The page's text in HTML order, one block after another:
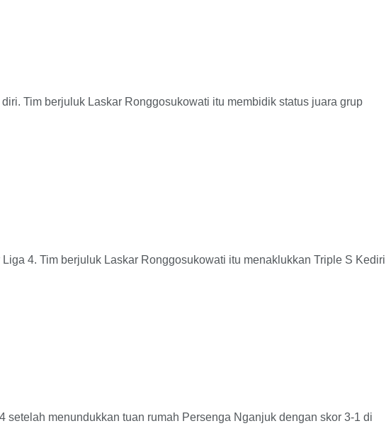
Tim berjuluk Laskar Ronggosukowati itu membidik status juara grup
4. Tim berjuluk Laskar Ronggosukowati itu menaklukkan Triple S Kediri
menundukkan tuan rumah Persenga Nganjuk dengan skor 3-1 di